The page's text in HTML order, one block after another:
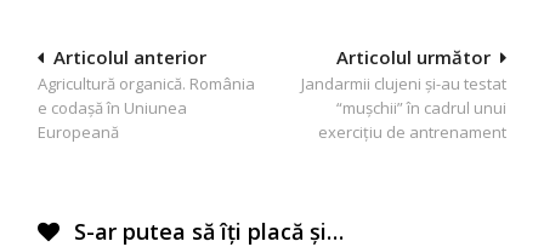
Navigare
în
articole
Articolul următor
Jandarmii clujeni și-au testat
“mușchii” în cadrul unui
exercițiu de antrenament
Articolul anterior
Agricultură organică. România
e codașă în Uniunea
Europeană
S-ar putea să îți placă și…